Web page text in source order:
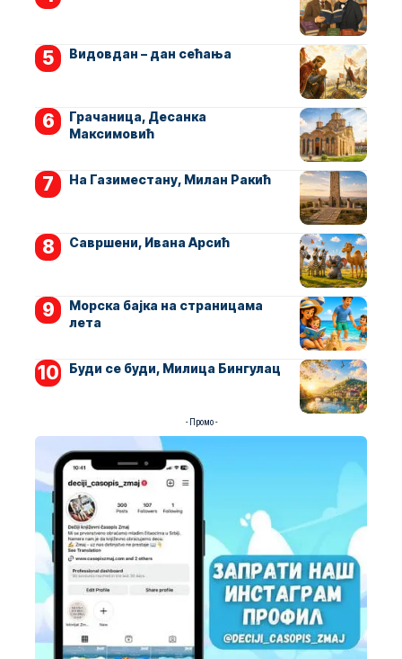
Видовдан – дан сећања
Грачаница, Десанка
Максимовић
На Газиместану, Милан Ракић
Савршени, Ивана Арсић
Морска бајка на страницама
лета
Буди се буди, Милица Бингулац
- Промо -